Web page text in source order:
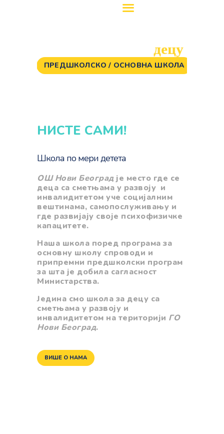
школа за децу са сметњама у развоју и инвалидитетом
ПОЧЕТНА
ПРОГРАМИ
ГАЛЕРИЈА
децу
ПРЕДШКОЛСКO / ОСНОВНА ШКОЛА
НИСТЕ САМИ!
Школа по мери детета
ОШ Нови Београд је место где се
деца са сметњама у развоју и
инвалидитетом уче социјалним
вештинама, самопослуживању и
где развијају своје психофизичке
капацитете.
Наша школа поред програма за
основну школу спроводи и
припремни предшколски програм
за шта је добила сагласност
Министарства.
Једина смо школа за децу са
сметњама у развоју и
инвалидитетом на територији ГО
Нови Београд.
ВИШЕ О НАМА